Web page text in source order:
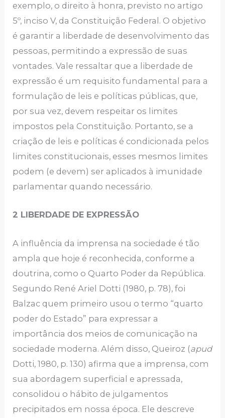
exemplo, o direito à honra, previsto no artigo
5º, inciso V, da Constituição Federal. O objetivo
é garantir a liberdade de desenvolvimento das
pessoas, permitindo a expressão de suas
vontades. Vale ressaltar que a liberdade de
expressão é um requisito fundamental para a
formulação de leis e políticas públicas, que,
por sua vez, devem respeitar os limites
impostos pela Constituição. Portanto, se a
criação de leis e políticas é condicionada pelos
limites constitucionais, esses mesmos limites
podem (e devem) ser aplicados à imunidade
parlamentar quando necessário.
2 LIBERDADE DE EXPRESSÃO
A influência da imprensa na sociedade é tão
ampla que hoje é reconhecida, conforme a
doutrina, como o Quarto Poder da República.
Segundo René Ariel Dotti (1980, p. 78), foi
Balzac quem primeiro usou o termo “quarto
poder do Estado” para expressar a
importância dos meios de comunicação na
sociedade moderna. Além disso, Queiroz (apud
Dotti, 1980, p. 130) afirma que a imprensa, com
sua abordagem superficial e apressada,
consolidou o hábito de julgamentos
precipitados em nossa época. Ele descreve